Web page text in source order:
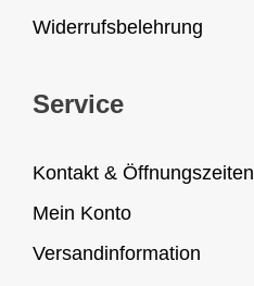
Widerrufsbelehrung
Service
Kontakt & Öffnungszeiten
Mein Konto
Versandinformation